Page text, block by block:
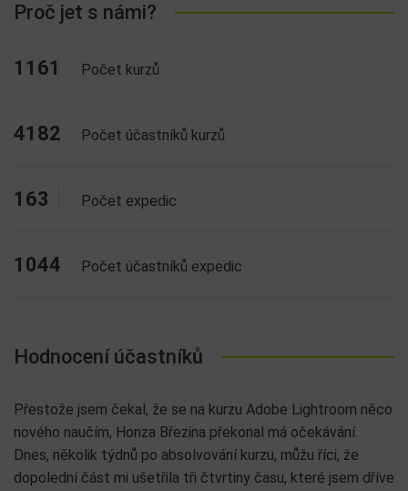
Proč jet s námi?
1161 Počet kurzů
4182 Počet účastníků kurzů
163 Počet expedic
1044 Počet účastníků expedic
Hodnocení účastníků
Přestože jsem čekal, že se na kurzu Adobe Lightroom něco
nového naučím, Honza Březina překonal má očekávání.
Dnes, několik týdnů po absolvování kurzu, můžu říci, že
dopolední část mi ušetřila tři čtvrtiny času, které jsem dříve